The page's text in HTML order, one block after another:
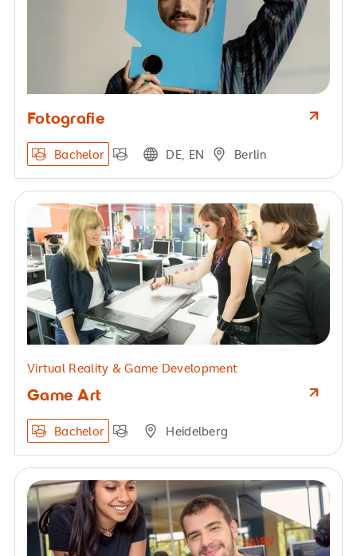
Fotografie
Bachelor DE, EN Berlin
Virtual Reality & Game Development
Game Art
Bachelor Heidelberg